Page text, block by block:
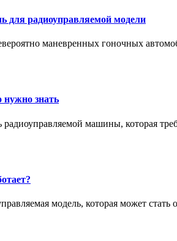
для радиоуправляемой модели
маневренных гоночных
нужно знать
машины, которая
модель, которая может